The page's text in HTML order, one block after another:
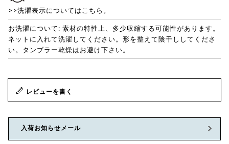
>>洗濯表示についてはこちら。
お洗濯について: 素材の特性上、多少収縮する可能性があります。
ネットに入れて洗濯してください。形を整えて陰干ししてくださ
い。タンブラー乾燥はお避け下さい。
レビューを書く
入荷お知らせメール